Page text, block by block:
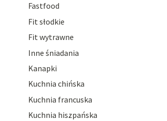
Fastfood
Fit słodkie
Fit wytrawne
Inne śniadania
Kanapki
Kuchnia chińska
Kuchnia francuska
Kuchnia hiszpańska